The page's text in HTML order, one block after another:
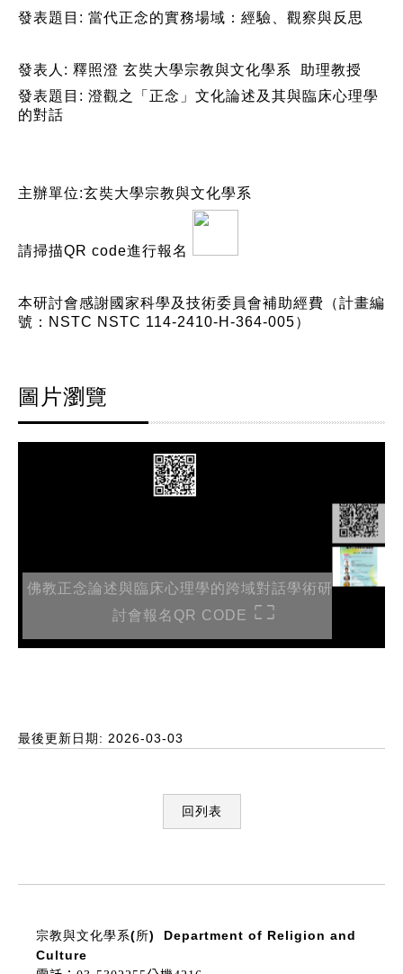
發表題目: 當代正念的實務場域：經驗、觀察與反思
發表人: 釋照澄 玄奘大學宗教與文化學系 助理教授
發表題目: 澄觀之「正念」文化論述及其與臨床心理學
的對話
主辦單位:玄奘大學宗教與文化學系
請掃描QR code進行報名
本研討會感謝國家科學及技術委員會補助經費（計畫編
號：NSTC NSTC 114-2410-H-364-005）
圖片瀏覽
佛教正念論述與臨床心理學的跨域對話學術研
討會報名QR CODE
最後更新日期: 2026-03-03
回列表
宗教與文化學系(所) Department of Religion and
Culture